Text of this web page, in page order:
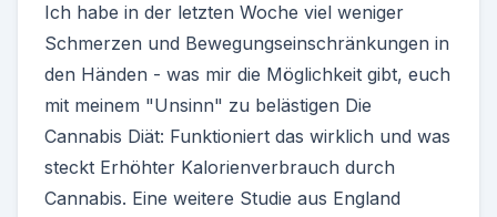
Ich habe in der letzten Woche viel weniger
Schmerzen und Bewegungseinschränkungen in
den Händen - was mir die Möglichkeit gibt, euch
mit meinem "Unsinn" zu belästigen Die
Cannabis Diät: Funktioniert das wirklich und was
steckt Erhöhter Kalorienverbrauch durch
Cannabis. Eine weitere Studie aus England